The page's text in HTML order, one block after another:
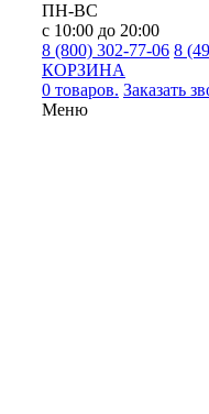
ПН-ВС
с 10:00 до 20:00
8 (800) 302-77-06 8
КОРЗИНА
0 товаров. Заказать
Меню